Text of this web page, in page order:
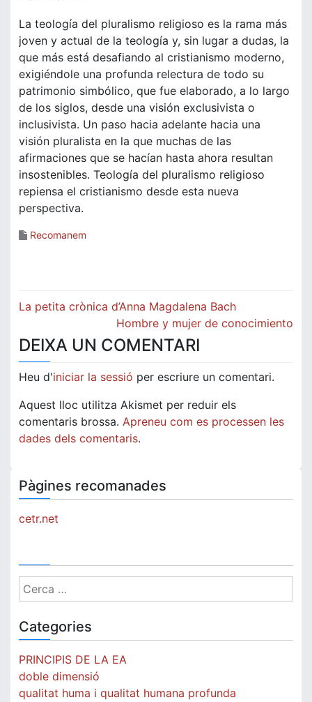
La teología del pluralismo religioso es la rama más
joven y actual de la teología y, sin lugar a dudas, la
que más está desafiando al cristianismo moderno,
exigiéndole una profunda relectura de todo su
patrimonio simbólico, que fue elaborado, a lo largo
de los siglos, desde una visión exclusivista o
inclusivista. Un paso hacia adelante hacia una
visión pluralista en la que muchas de las
afirmaciones que se hacían hasta ahora resultan
insostenibles. Teología del pluralismo religioso
repiensa el cristianismo desde esta nueva
perspectiva.
Recomanem
Navegació
d'entrades
La petita crònica d’Anna Magdalena Bach
Hombre y mujer de conocimiento
DEIXA UN COMENTARI
Heu d'iniciar la sessió per escriure un comentari.
Aquest lloc utilitza Akismet per reduir els
comentaris brossa. Apreneu com es processen les
dades dels comentaris.
Pàgines recomanades
cetr.net
Cerca:
Categories
PRINCIPIS DE LA EA
doble dimensió
qualitat huma i qualitat humana profunda